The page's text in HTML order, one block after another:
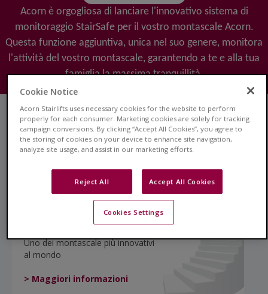
Acorn è orgogliosa di lanciare l'innovativo sistema di
monitoraggio StairSafe per il vostro montascale Acorn.
Questa funzione aggiuntiva, unica nel suo genere, monitora
l'attività del vostro montascale, garantendo a te e alla tua
famiglia la massima tranquillità.
Montascale rettilineo
La soluzione ideale per scale
rettilinee
> Maggiori informazioni
Montascale curvilineo
Uno dei montascale più innovativi
al mondo
> Maggiori informazioni
Cookie Notice
Acorn Stairlifts uses necessary cookies for the website to perform
properly for each consumer. Marketing cookies are solely for tracking
campaign conversions. By clicking “Accept All Cookies”, you agree to
the storing of cookies on your device to enhance site navigation,
analyze site usage, and assist in our marketing efforts.
Reject All Accept All Cookies
Cookies Settings